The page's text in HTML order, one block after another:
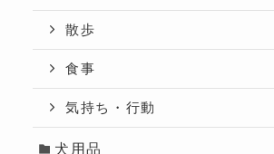
散歩
食事
気持ち・行動
犬用品